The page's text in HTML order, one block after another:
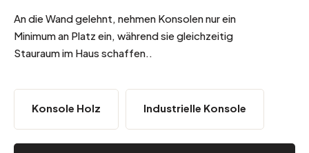
An die Wand gelehnt, nehmen Konsolen nur ein
Minimum an Platz ein, während sie gleichzeitig
Stauraum im Haus schaffen. .
Konsole Holz Industrielle Konsole